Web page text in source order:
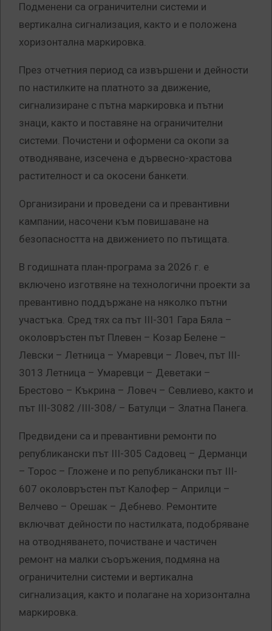
Подменени са ограничителни системи и
вертикална сигнализация, както и е положена
хоризонтална маркировка.
През отчетния период са извършени и дейности
по настилките на платното за движение,
сигнализиране с пътна маркировка и пътни
знаци, както и поставяне на ограничителни
системи. Почистени и оформени са окопи за
отводняване, изсечена е дървесно-храстова
растителност и са окосени банкети.
Организирани и проведени са и превантивни
кампании, насочени към повишаване на
безопасността на движението по пътищата.
В годишната план-програма за 2026 г. е
включено изготвяне на технологични проекти за
превантивно поддържане на няколко пътни
участъка. Сред тях са път III-301 Гара Бяла –
околовръстен път Плевен – Козар Белене –
Левски – Летница – Умаревци – Ловеч, път III-
3013 Летница – Умаревци – Деветаки –
Брестово – Къкрина – Ловеч – Севлиево, както и
път III-3082 /III-308/ – Батулци – Златна Панега.
Предвидени са и превантивни ремонти по
републикански път III-305 Садовец – Дерманци
– Торос – Гложене и по републикански път III-
607 околовръстен път Калофер – Априлци –
Велчево – Орешак – Дебнево. Ремонтите
включват дейности по настилката, подобряване
на отводняването, почистване и частичен
ремонт на малки съоръжения, подмяна на
ограничителни системи и вертикална
сигнализация, както и полагане на хоризонтална
маркировка.